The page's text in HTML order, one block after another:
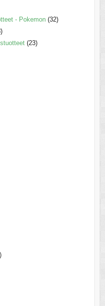
- Pokemon (32)
(23)